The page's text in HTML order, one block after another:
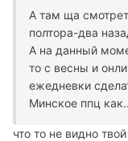
А там ща
полтора-два
А на данный
то с весны и
ежедневки
Минское ппц
что то не видно